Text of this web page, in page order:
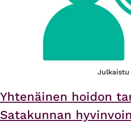
Julkaistu
Yhtenäinen hoidon
Satakunnan